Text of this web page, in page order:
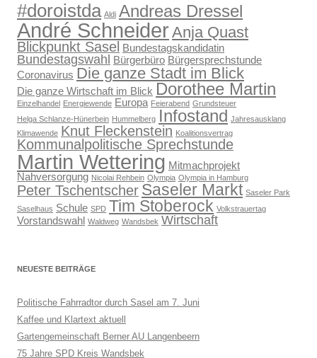
#doroistda Aldi Andreas Dressel
André SchneiderAnja Quast
Blickpunkt Sasel Bundestagskandidatin
Bundestagswahl Bürgerbüro Bürgersprechstunde
Coronavirus Die ganze Stadt im Blick
Die ganze Wirtschaft im Blick Dorothee Martin
Einzelhandel Energiewende Europa Feierabend Grundsteuer
Helga Schlanze-Hünerbein Hummelberg Infostand Jahresausklang
Klimawende Knut Fleckenstein Koalitionsvertrag
Kommunalpolitische Sprechstunde
Martin Wettering Mitmachprojekt
Nahversorgung Nicolai Rehbein Olympia Olympia in Hamburg
Peter Tschentscher Saseler Markt Saseler Park
Saselhaus Schule SPD Tim Stoberock Volkstrauertag
Vorstandswahl Waldweg Wandsbek Wirtschaft
NEUESTE BEITRÄGE
Politische Fahrradtor durch Sasel am 7. Juni
Kaffee und Klartext aktuell
Gartengemeinschaft Berner AU Langenbeern
75 Jahre SPD Kreis Wandsbek